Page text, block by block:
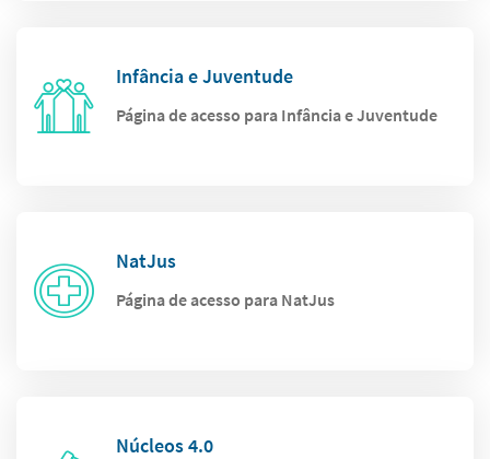
Infância e Juventude
Página de acesso para Infância e Juventude
NatJus
Página de acesso para NatJus
Núcleos 4.0